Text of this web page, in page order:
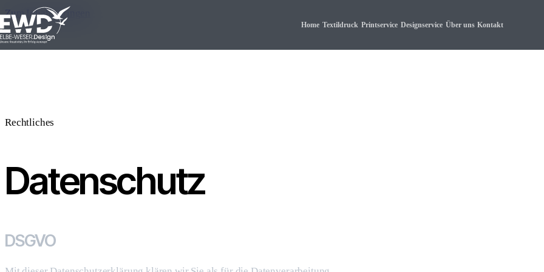
Zum Inhalt springen
Home Textildruck Printservice Designservice Über uns Kontakt
Rechtliches
Datenschutz
DSGVO